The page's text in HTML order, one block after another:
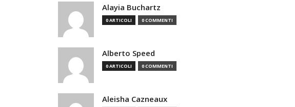
Alayia Buchartz
0 ARTICOLI 0 COMMENTI
Alberto Speed
0 ARTICOLI 0 COMMENTI
Aleisha Cazneaux